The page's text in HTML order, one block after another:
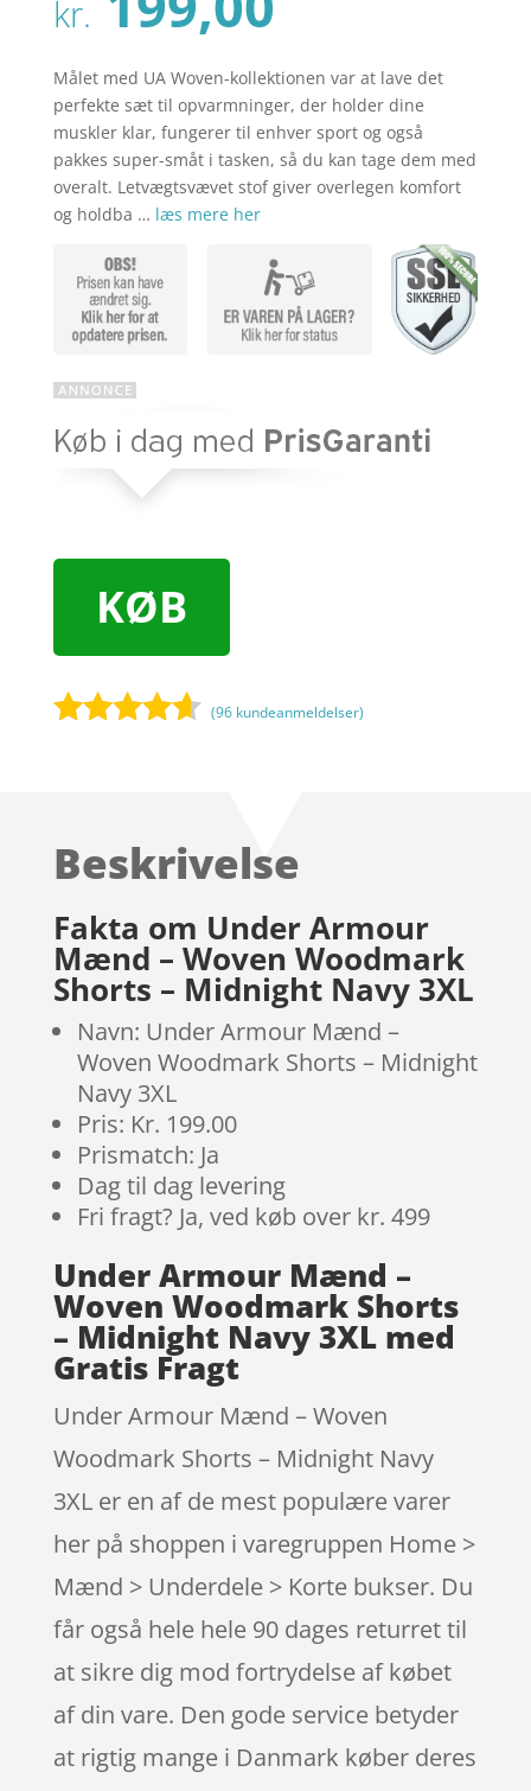
var:
kr.
kr.
pris
er:
kr.
Målet med UA Woven-kollektionen var at lave det
perfekte sæt til opvarmninger, der holder dine
muskler klar, fungerer til enhver sport og også
pakkes super-småt i tasken, så du kan tage dem med
overalt. Letvægtsvævet stof giver overlegen komfort
og holdba … læs mere her
KØB
på
mmelser
(96 kundeanmeldelser)
Beskrivelse
Fakta om Under Armour
Mænd – Woven Woodmark
Shorts – Midnight Navy 3XL
Navn: Under Armour Mænd –
Woven Woodmark Shorts – Midnight
Navy 3XL
Pris: Kr. 199.00
Prismatch: Ja
Dag til dag levering
Fri fragt? Ja, ved køb over kr. 499
Under Armour Mænd –
Woven Woodmark Shorts
– Midnight Navy 3XL med
Gratis Fragt
Under Armour Mænd – Woven
Woodmark Shorts – Midnight Navy
3XL er en af de mest populære varer
her på shoppen i varegruppen Home >
Mænd > Underdele > Korte bukser. Du
får også hele hele 90 dages returret til
at sikre dig mod fortrydelse af købet
af din vare. Den gode service betyder
at rigtig mange i Danmark køber deres